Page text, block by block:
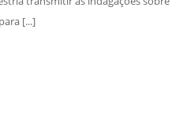
[...]